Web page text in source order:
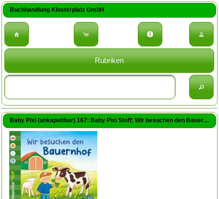
Buchhandlung Klosterplatz GmbH
Rubriken
Baby Pixi (unkaputtbar) 167: Baby Pixi Stoff: Wir besuchen den Bauernhof (Gruber, Denitza (Illustr.))